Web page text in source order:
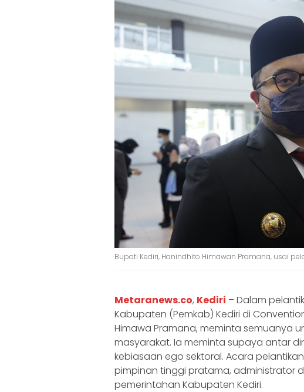
Bupati Kediri, Hanindhito Himawan Pramana, usai
Metaranews.co, Kediri – Dalam
Kabupaten (Pemkab) Kediri di
Himawa Pramana, meminta semuanya
masyarakat. Ia meminta supaya antar
kebiasaan ego sektoral. Acara
pimpinan tinggi pratama, administrator
pemerintahan Kabupaten Kediri.